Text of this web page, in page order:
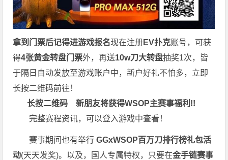
拿到门票后记得进游戏报名现在注册EV扑克账号，可获
得4张黄金转盘门票外，再送10w刀大转盘抽奖1次，皆
于隔日自动发放至游戏账户中，新户好礼不怕多，立即
长按二维码前往！
长按二维码新朋友将获得WSOP主赛事福利!!
完整赛程资讯，可以登入游戏中查看！
赛事期间也有举行 GGxWSOP百万刀排行榜礼包活
动(天天发奖)。以及，国人专属特权，只要在金手链赛事